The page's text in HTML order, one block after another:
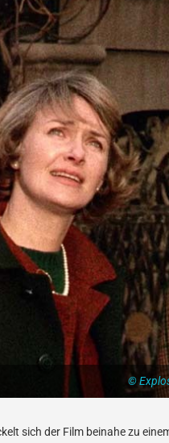
©
sich der Film beinahe zu